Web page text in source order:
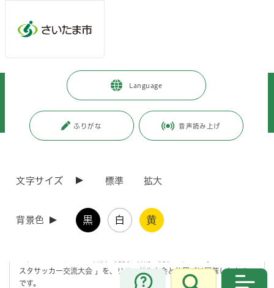
Language
ふりがな 音声読み上げ
文字サイズ 標準 拡大
背景色 黒 白 黄
お問合せ
健康・医療・福祉 > 福祉・介護
ねんりんピック彩の国さいたま2026
>
ねんりんピック彩の国さいたま2026サッカーリハ
令和7年11月16日（日曜日）に、駒場運動公園において「ねんりんピ
ック彩の国さいたま2026サッカーリハーサル大会－2025埼玉シニア
スタサッカー交流大会 」を、リハーサル大会と位置づけ開催したもの
です。